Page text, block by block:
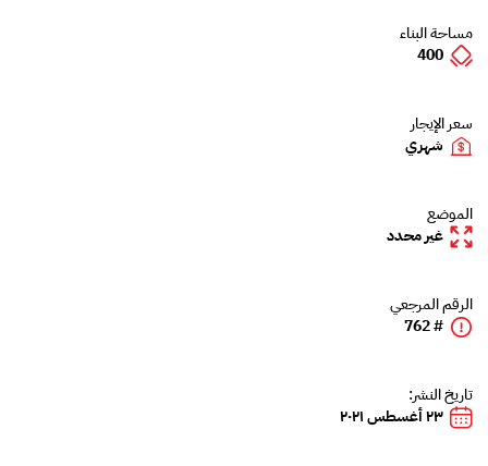
مساحة البناء
400
سعر الإيجار
شهري
الموضع
غير محدد
الرقم المرجعي
# 762
تاريخ النشر:
٢٣ أغسطس ٢٠٢١